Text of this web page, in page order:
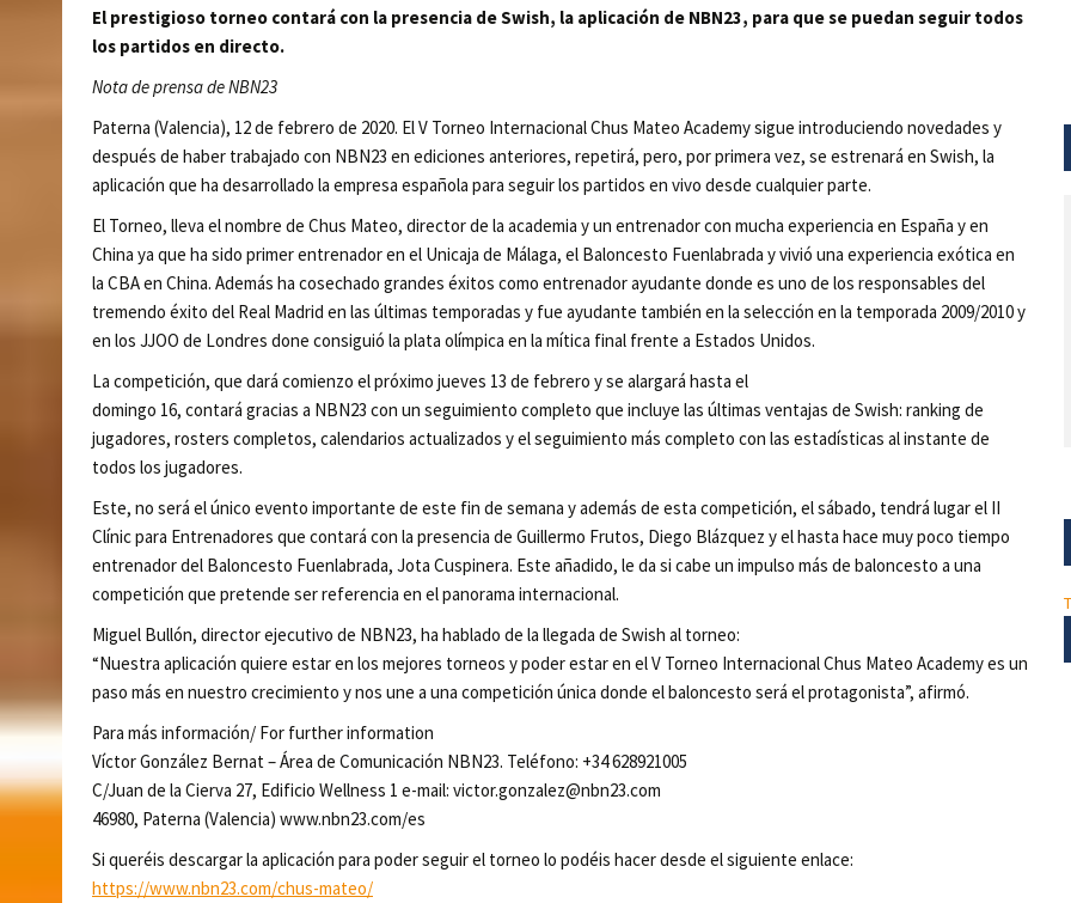
El prestigioso torneo contará con la presencia de Swish, la aplicación de NBN23, para que se puedan seguir todos
los partidos en directo.
Nota de prensa de NBN23
Paterna (Valencia), 12 de febrero de 2020. El V Torneo Internacional Chus Mateo Academy sigue introduciendo novedades y
después de haber trabajado con NBN23 en ediciones anteriores, repetirá, pero, por primera vez, se estrenará en Swish, la
aplicación que ha desarrollado la empresa española para seguir los partidos en vivo desde cualquier parte.
El Torneo, lleva el nombre de Chus Mateo, director de la academia y un entrenador con mucha experiencia en España y en
China ya que ha sido primer entrenador en el Unicaja de Málaga, el Baloncesto Fuenlabrada y vivió una experiencia exótica en
la CBA en China. Además ha cosechado grandes éxitos como entrenador ayudante donde es uno de los responsables del
tremendo éxito del Real Madrid en las últimas temporadas y fue ayudante también en la selección en la temporada 2009/2010 y
en los JJOO de Londres done consiguió la plata olímpica en la mítica final frente a Estados Unidos.
La competición, que dará comienzo el próximo jueves 13 de febrero y se alargará hasta el
domingo 16, contará gracias a NBN23 con un seguimiento completo que incluye las últimas ventajas de Swish: ranking de
jugadores, rosters completos, calendarios actualizados y el seguimiento más completo con las estadísticas al instante de
todos los jugadores.
Este, no será el único evento importante de este fin de semana y además de esta competición, el sábado, tendrá lugar el II
Clínic para Entrenadores que contará con la presencia de Guillermo Frutos, Diego Blázquez y el hasta hace muy poco tiempo
entrenador del Baloncesto Fuenlabrada, Jota Cuspinera. Este añadido, le da si cabe un impulso más de baloncesto a una
competición que pretende ser referencia en el panorama internacional.
Miguel Bullón, director ejecutivo de NBN23, ha hablado de la llegada de Swish al torneo:
“Nuestra aplicación quiere estar en los mejores torneos y poder estar en el V Torneo Internacional Chus Mateo Academy es un
paso más en nuestro crecimiento y nos une a una competición única donde el baloncesto será el protagonista”, afirmó.
Para más información/ For further information
Víctor González Bernat – Área de Comunicación NBN23. Teléfono: +34 628921005
C/Juan de la Cierva 27, Edificio Wellness 1 e-mail: victor.gonzalez@nbn23.com
46980, Paterna (Valencia) www.nbn23.com/es
Si queréis descargar la aplicación para poder seguir el torneo lo podéis hacer desde el siguiente enlace:
https://www.nbn23.com/chus-mateo/